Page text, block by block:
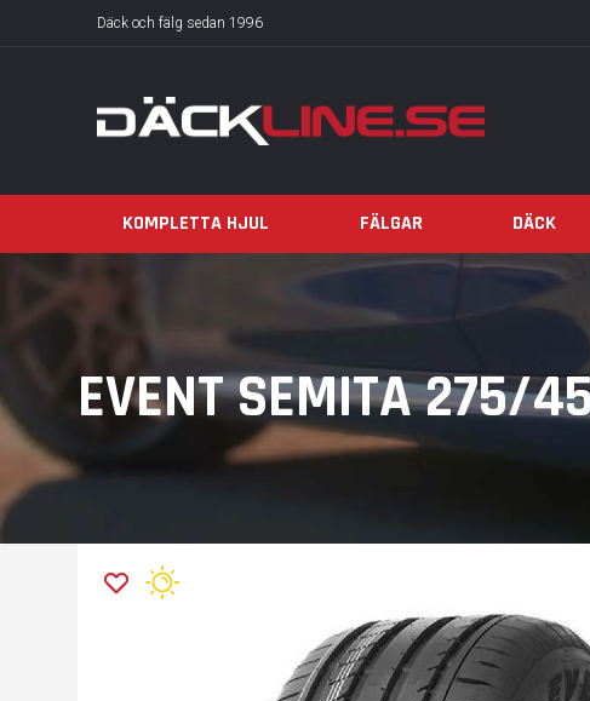
Däck och fälg sedan 1996
KOMPLETTA HJUL FÄLGAR DÄCK
EVENT SEMITA 275/